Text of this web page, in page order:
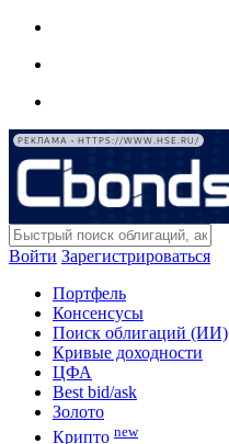
РЕКЛАМА • HTTPS://WWW.HSE.RU/
Войти Зарегистрироваться
Портфель
Консенсусы
Поиск облигаций (ИИ)
Кривые доходности
ЦФА
Best bid/ask
Золото
Крипто new